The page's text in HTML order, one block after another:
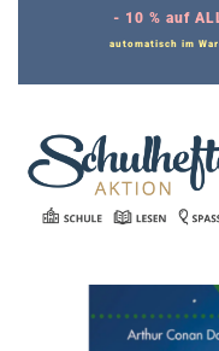
- 10 % auf
automatisch im